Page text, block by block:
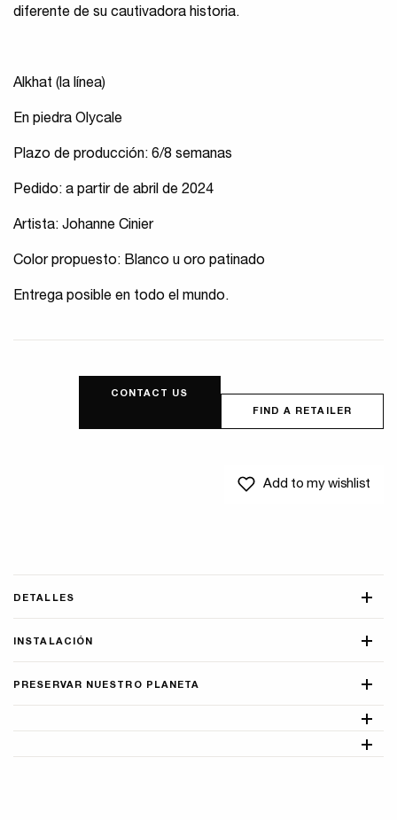
diferente de su cautivadora historia.
Alkhat (la línea)
En piedra Olycale
Plazo de producción: 6/8 semanas
Pedido: a partir de abril de 2024
Artista: Johanne Cinier
Color propuesto: Blanco u oro patinado
Entrega posible en todo el mundo.
FIND A RETAILER
CONTACT US
Add to my wishlist
DETALLES
INSTALACIÓN
PRESERVAR NUESTRO PLANETA